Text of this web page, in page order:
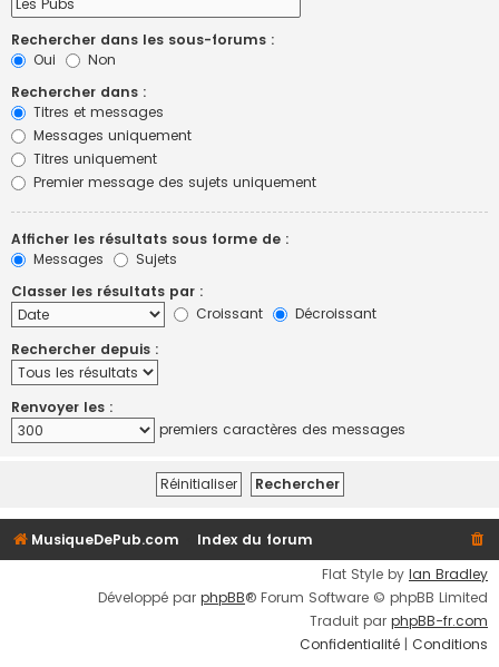
Rechercher dans les sous-forums :
Oui
Non
Rechercher dans :
Titres et messages
Messages uniquement
Titres uniquement
Premier message des sujets uniquement
Afficher les résultats sous forme de :
Messages
Sujets
Classer les résultats par :
Croissant
Décroissant
Rechercher depuis :
Renvoyer les :
premiers caractères des messages
MusiqueDePub.com
Index du forum
Flat Style by Ian Bradley
Développé par phpBB® Forum Software © phpBB Limited
Traduit par phpBB-fr.com
Confidentialité | Conditions